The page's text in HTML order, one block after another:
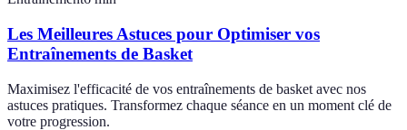
Les Meilleures Astuces pour Optimiser vos
Entraînements de Basket
Maximisez l'efficacité de vos entraînements de basket avec nos
astuces pratiques. Transformez chaque séance en un moment clé de
votre progression.